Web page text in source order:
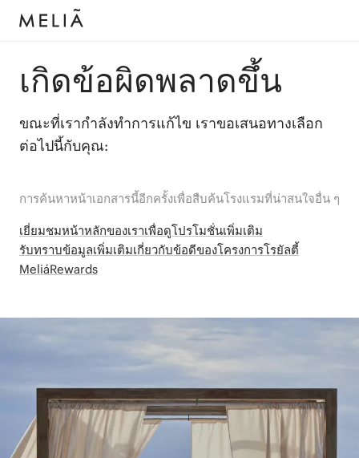
เกิดข้อผิดพลาดขึ้น
ขณะที่เรากำลังทำการแก้ไข เราขอเสนอทางเลือก
ต่อไปนี้กับคุณ:
การค้นหาหน้าเอกสารนี้อีกครั้งเพื่อสืบค้นโรงแรมที่น่าสนใจอื่น ๆ
เยี่ยมชมหน้าหลักของเราเพื่อดูโปรโมชั่นเพิ่มเติม
รับทราบข้อมูลเพิ่มเติมเกี่ยวกับข้อดีของโครงการโรยัลตี้
MeliáRewards